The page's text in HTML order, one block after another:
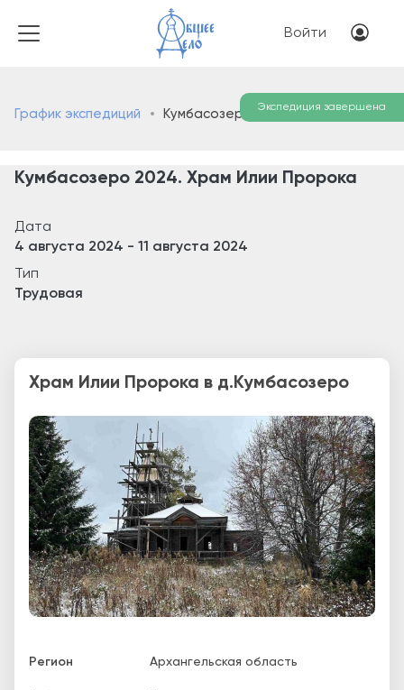
Меню
Войти
График экспедиций Кумбасозеро 2024. Храм Илии Пророка
Кумбасозеро 2024. Храм Илии Пророка
Экспедиция завершена
Дата
4 августа 2024 - 11 августа 2024
Тип
Трудовая
Храм Илии Пророка в д.Кумбасозеро
Регион Архангельская область